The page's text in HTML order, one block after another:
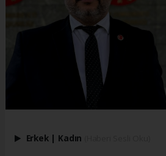
Erkek | Kadın